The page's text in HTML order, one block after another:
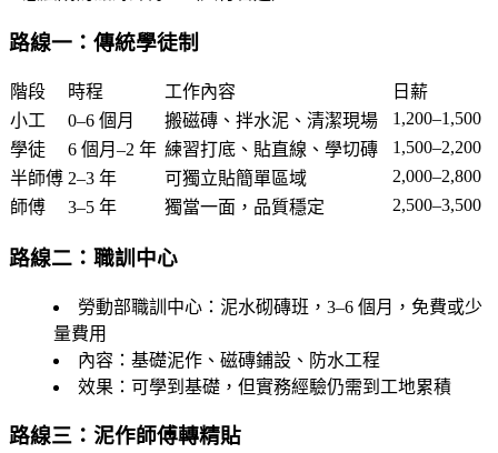
路線一：傳統學徒制
階段 時程 工作內容
日薪
小工
0–6 個月 搬磁磚、拌水泥、清潔現場
1,200–1,500
學徒
6 個月–2 年 練習打底、貼直線、學切磚
1,500–2,200
半師傅 2–3 年 可獨立貼簡單區域
2,000–2,800
師傅
3–5 年 獨當一面，品質穩定 2,500–3,500
路線二：職訓中心
勞動部職訓中心 ：泥水砌磚班，3–6 個月，免費或少
量費用
內容 ：基礎泥作、磁磚鋪設、防水工程
效果 ：可學到基礎，但實務經驗仍需到工地累積
路線三：泥作師傅轉精貼